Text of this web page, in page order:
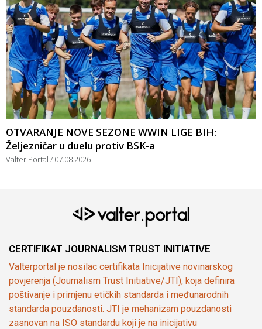
OTVARANJE NOVE SEZONE WWIN LIGE BIH:
Željezničar u duelu protiv BSK-a
Valter Portal 07.08.2026
CERTIFIKAT JOURNALISM TRUST INITIATIVE
Valterportal je nosilac certifikata Inicijative novinarskog
povjerenja (Journalism Trust Initiative/JTI), koja definira
poštivanje i primjenu etičkih standarda i međunarodnih
standarda pouzdanosti. JTI je mehanizam pouzdanosti
zasnovan na ISO standardu koji je na inicijativu